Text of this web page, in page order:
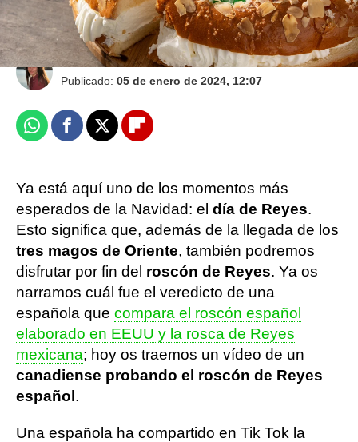
María Ibernón
Publicado: 05 de enero de 2024, 12:07
WhatsappFacebook
X Flipboard
Ya está aquí uno de los momentos más
esperados de la Navidad: el día de Reyes.
Esto significa que, además de la llegada de los
tres magos de Oriente, también podremos
disfrutar por fin del roscón de Reyes. Ya os
narramos cuál fue el veredicto de una
española que compara el roscón español
elaborado en EEUU y la rosca de Reyes
mexicana; hoy os traemos un vídeo de un
canadiense probando el roscón de Reyes
español .
Una española ha compartido en Tik Tok la